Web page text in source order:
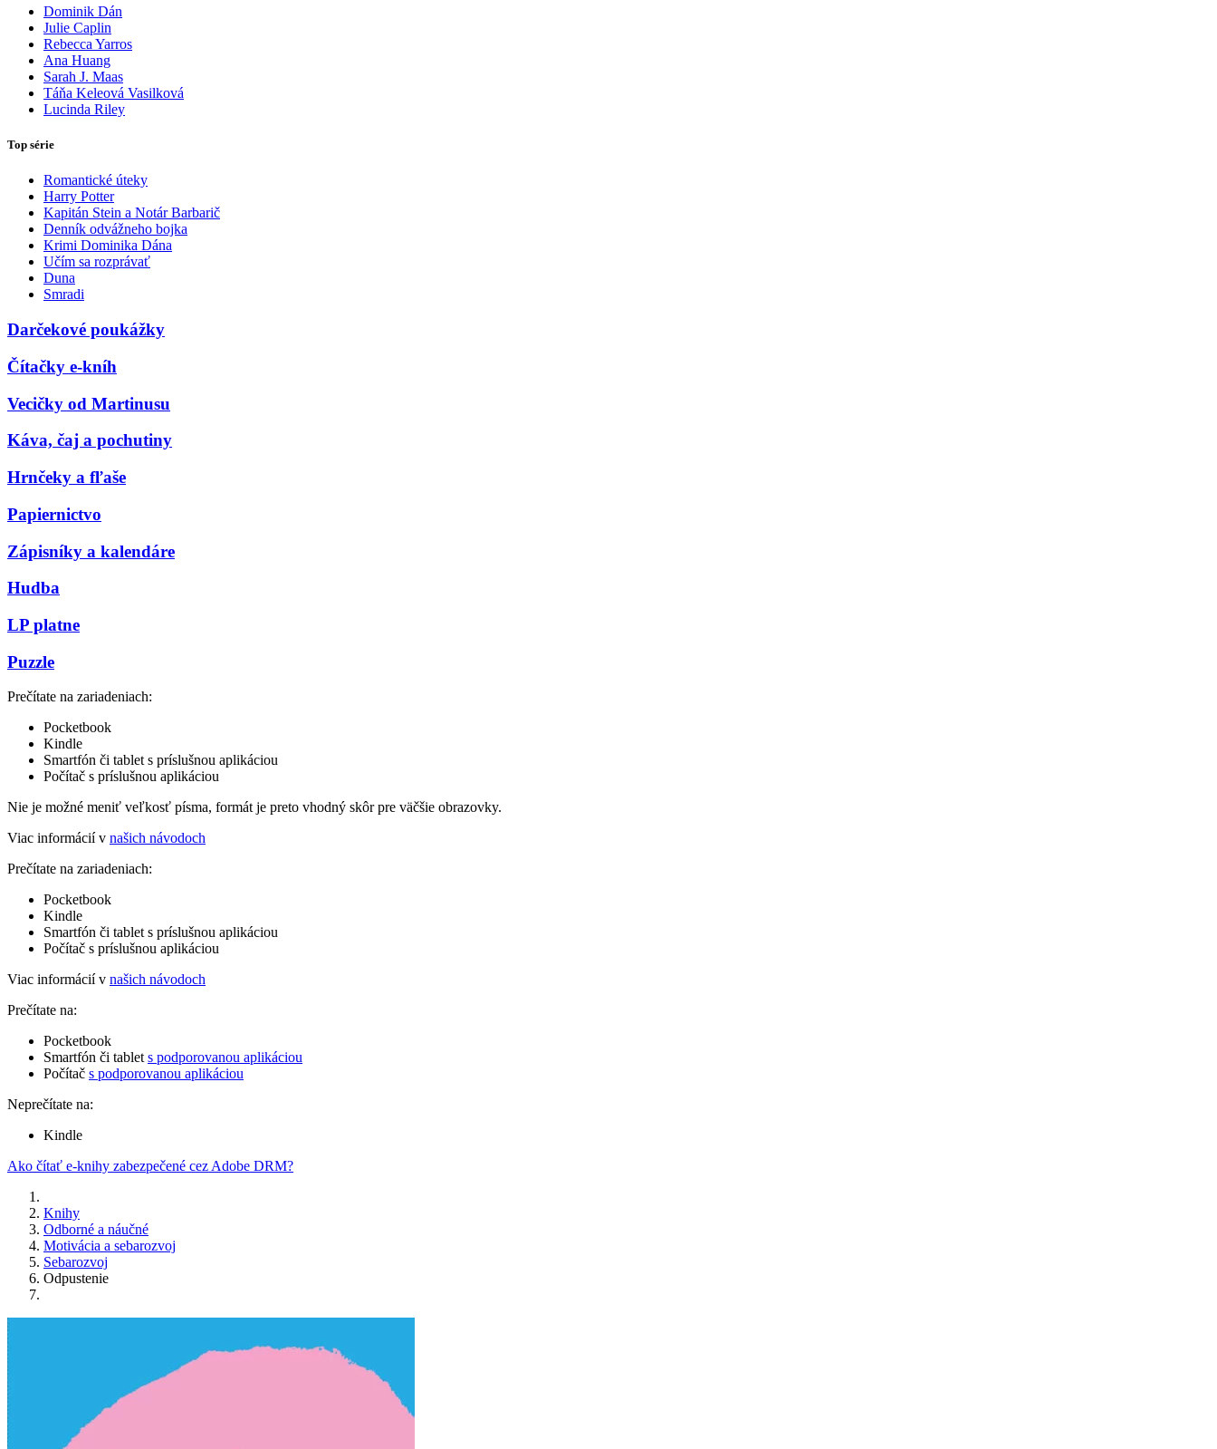
Dominik Dán
Julie Caplin
Rebecca Yarros
Ana Huang
Sarah J. Maas
Táňa Keleová Vasilková
Lucinda Riley
Top série
Romantické úteky
Harry Potter
Kapitán Stein a Notár Barbarič
Denník odvážneho bojka
Krimi Dominika Dána
Učím sa rozprávať
Duna
Smradi
Darčekové poukážky
Čítačky e-kníh
Vecičky od Martinusu
Káva, čaj a pochutiny
Hrnčeky a fľaše
Papiernictvo
Zápisníky a kalendáre
Hudba
LP platne
Puzzle
Prečítate na zariadeniach:
Pocketbook
Kindle
Smartfón či tablet s príslušnou aplikáciou
Počítač s príslušnou aplikáciou
Nie je možné meniť veľkosť písma, formát je preto vhodný skôr pre väčšie obrazovky.
Viac informácií v našich návodoch
Prečítate na zariadeniach:
Pocketbook
Kindle
Smartfón či tablet s príslušnou aplikáciou
Počítač s príslušnou aplikáciou
Viac informácií v našich návodoch
Prečítate na:
Pocketbook
Smartfón či tablet s podporovanou aplikáciou
Počítač s podporovanou aplikáciou
Neprečítate na:
Kindle
Ako čítať e-knihy zabezpečené cez Adobe DRM?
Knihy
Odborné a náučné
Motivácia a sebarozvoj
Sebarozvoj
Odpustenie